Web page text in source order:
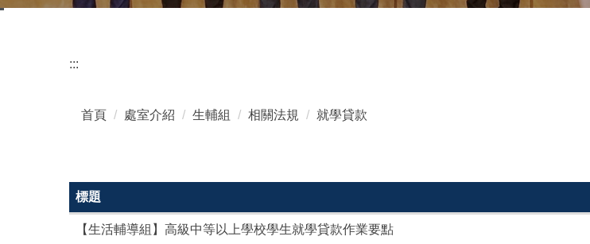
:::
首頁 處室介紹 生輔組 相關法規 就學貸款
標題
【生活輔導組】高級中等以上學校學生就學貸款作業要點